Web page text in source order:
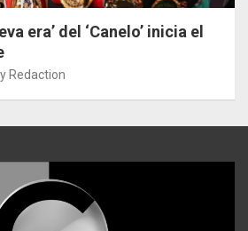
era’ del ‘Canelo’ inicia el
Redaction